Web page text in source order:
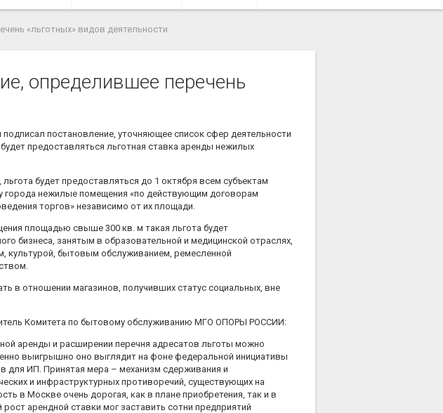
«льготных» видов деятельности
определившее перечень
подписал постановление, уточняющее список сфер деятельности
предоставляться льготная ставка аренды нежилых
будет предоставляться до 1 октября всем субъектам
города нежилые помещения «по действующим договорам
торгов» независимо от их площади.
площадью свыше 300 кв. м такая льгота будет
бизнеса, занятым в образовательной и медицинской отраслях,
культурой, бытовым обслуживанием, ремесленной
в отношении магазинов, получивших статус социальных, вне
Комитета по бытовому обслуживанию МГО ОПОРЫ РОССИИ:
аренды и расширении перечня адресатов льготы можно
выигрышно оно выглядит на фоне федеральной инициативы
для ИП. Принятая мера – механизм сдерживания и
и инфраструктурных противоречий, существующих на
в Москве очень дорогая, как в плане приобретения, так и в
арендной ставки мог заставить сотни предприятий